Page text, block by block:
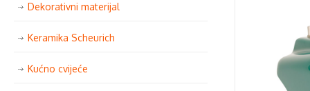
Dekorativni materijal
Keramika Scheurich
Kućno cvijeće